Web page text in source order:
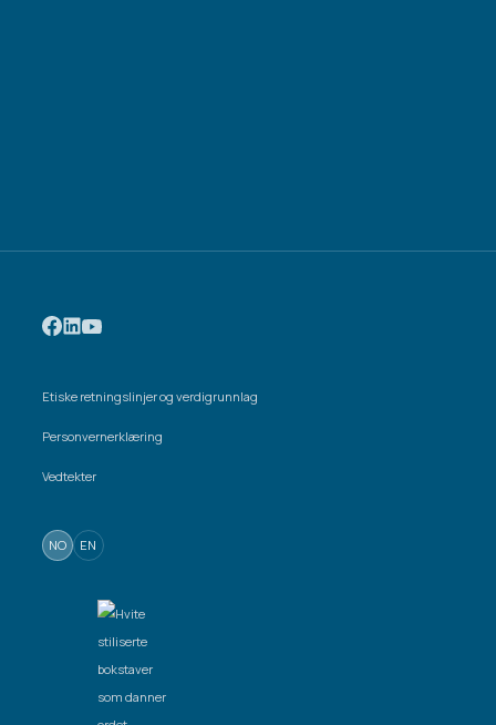
Etiske retningslinjer og verdigrunnlag
Personvernerklæring
Vedtekter
NO EN